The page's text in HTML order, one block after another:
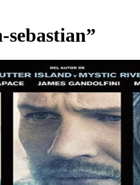
sebastian”